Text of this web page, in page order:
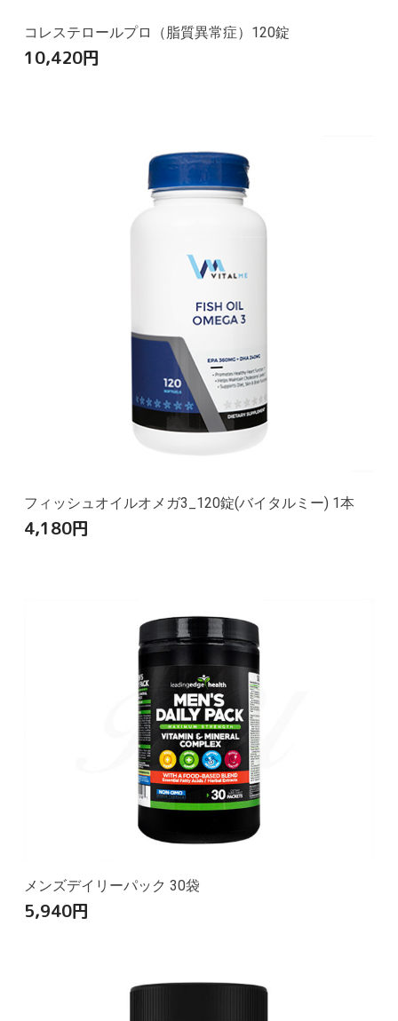
コレステロールプロ（脂質異常症）120錠
10,420円
フィッシュオイルオメガ3_120錠(バイタルミー) 1本
4,180円
メンズデイリーパック 30袋
5,940円